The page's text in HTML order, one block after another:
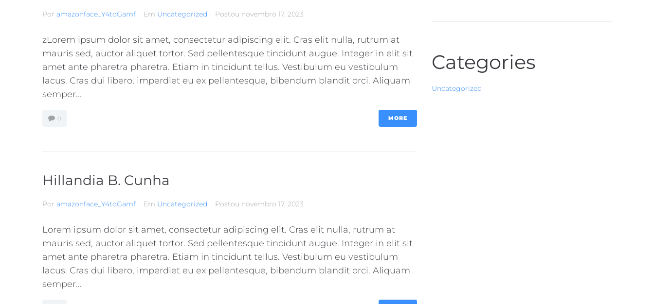
Por amazonface_Y4tqGamf Em Uncategorized Postou novembro 17, 2023
zLorem ipsum dolor sit amet, consectetur adipiscing elit. Cras elit nulla, rutrum at
mauris sed, auctor aliquet tortor. Sed pellentesque tincidunt augue. Integer in elit sit
amet ante pharetra pharetra. Etiam in tincidunt tellus. Vestibulum eu vestibulum
lacus. Cras dui libero, imperdiet eu ex pellentesque, bibendum blandit orci. Aliquam
semper...
0 MORE
Hillandia B. Cunha
Por amazonface_Y4tqGamf Em Uncategorized Postou novembro 17, 2023
Lorem ipsum dolor sit amet, consectetur adipiscing elit. Cras elit nulla, rutrum at
mauris sed, auctor aliquet tortor. Sed pellentesque tincidunt augue. Integer in elit sit
amet ante pharetra pharetra. Etiam in tincidunt tellus. Vestibulum eu vestibulum
lacus. Cras dui libero, imperdiet eu ex pellentesque, bibendum blandit orci. Aliquam
semper...
Categories
Uncategorized